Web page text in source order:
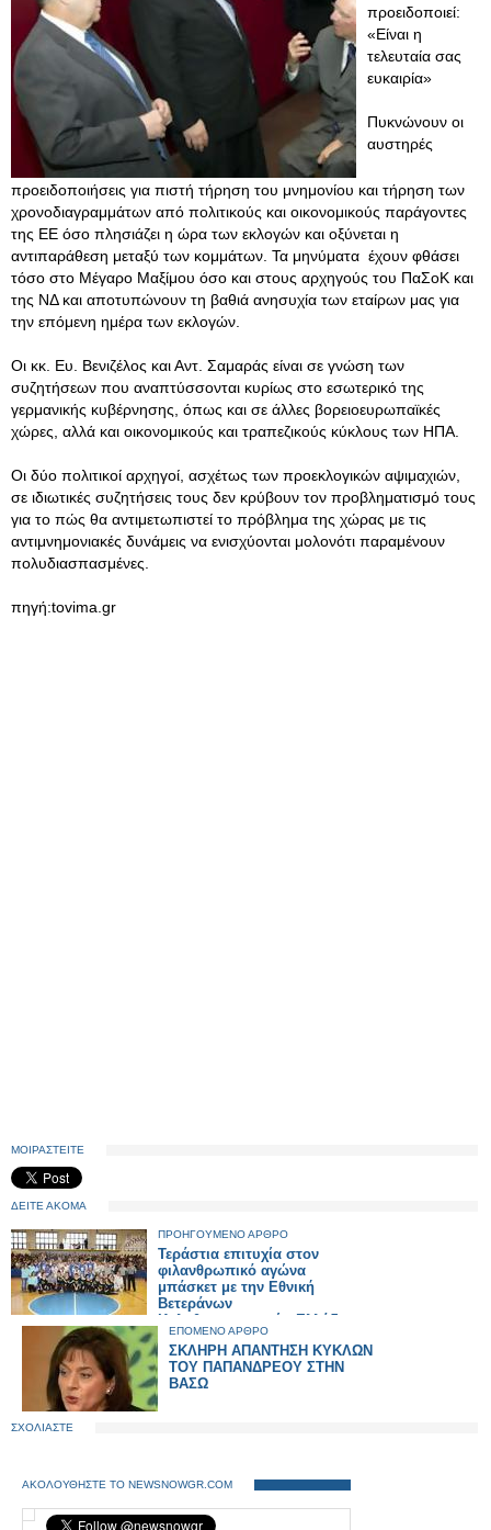
προειδοποιεί:
«Είναι η
τελευταία σας
ευκαιρία»
Πυκνώνουν οι
αυστηρές
προειδοποιήσεις για πιστή τήρηση του μνημονίου και τήρηση των
χρονοδιαγραμμάτων από πολιτικούς και οικονομικούς παράγοντες
της ΕΕ όσο πλησιάζει η ώρα των εκλογών και οξύνεται η
αντιπαράθεση μεταξύ των κομμάτων. Τα μηνύματα έχουν φθάσει
τόσο στο Μέγαρο Μαξίμου όσο και στους αρχηγούς του ΠαΣοΚ και
της ΝΔ και αποτυπώνουν τη βαθιά ανησυχία των εταίρων μας για
την επόμενη ημέρα των εκλογών.
Οι κκ. Ευ. Βενιζέλος και Αντ. Σαμαράς είναι σε γνώση των
συζητήσεων που αναπτύσσονται κυρίως στο εσωτερικό της
γερμανικής κυβέρνησης, όπως και σε άλλες βορειοευρωπαϊκές
χώρες, αλλά και οικονομικούς και τραπεζικούς κύκλους των ΗΠΑ.
Οι δύο πολιτικοί αρχηγοί, ασχέτως των προεκλογικών αψιμαχιών,
σε ιδιωτικές συζητήσεις τους δεν κρύβουν τον προβληματισμό τους
για το πώς θα αντιμετωπιστεί το πρόβλημα της χώρας με τις
αντιμνημονιακές δυνάμεις να ενισχύονται μολονότι παραμένουν
πολυδιασπασμένες.
πηγή:tovima.gr
ΜΟΙΡΑΣΤΕΙΤΕ
ΔΕΙΤΕ ΑΚΟΜΑ
ΠΡΟΗΓΟΥΜΕΝΟ ΑΡΘΡΟ
Τεράστια επιτυχία στον
φιλανθρωπικό αγώνα
μπάσκετ με την Εθνική
Βετεράνων
Καλαθοσφαιριστών Ελλάδος
ΕΠΟΜΕΝΟ ΑΡΘΡΟ
ΣΚΛΗΡΗ ΑΠΑΝΤΗΣΗ ΚΥΚΛΩΝ
ΤΟΥ ΠΑΠΑΝΔΡΕΟΥ ΣΤΗΝ
ΒΑΣΩ
ΣΧΟΛΙΑΣΤΕ
ΑΚΟΛΟΥΘΗΣΤΕ ΤΟ NEWSNOWGR.COM